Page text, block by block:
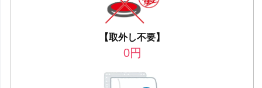
【取外し不要】
0円